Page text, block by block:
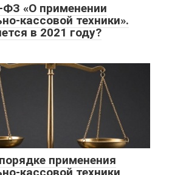
ФЗ «О применении
кассовой техники».
в 2021 году?
применения
кассовой техники